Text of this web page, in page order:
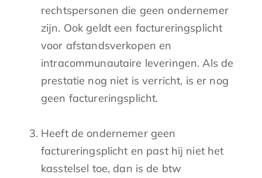
rechtspersonen die geen ondernemer
zijn. Ook geldt een factureringsplicht
voor afstandsverkopen en
intracommunautaire leveringen. Als de
prestatie nog niet is verricht, is er nog
geen factureringsplicht.
Heeft de ondernemer geen
factureringsplicht en past hij niet het
kasstelsel toe, dan is de btw